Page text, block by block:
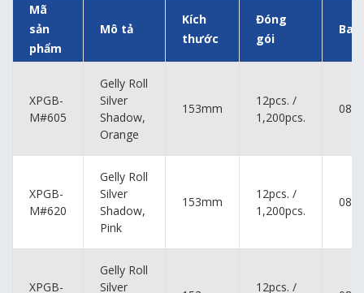
Mã
sản
phẩm
Mô tả
Kích
thước
Đóng
gói
XPGB-
M#605
Gelly Roll
Silver
Shadow,
Orange
153mm
12pcs. /
1,200pcs.
XPGB-
M#620
Gelly Roll
Silver
Shadow,
Pink
153mm
12pcs. /
1,200pcs.
XPGB-
Gelly Roll
Silver
12pcs. /